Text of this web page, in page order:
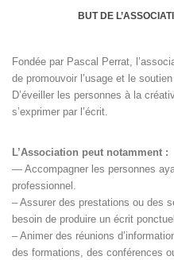
BUT DE
Fondée par Pascal Perrat,
de promouvoir l’usage et le
D’éveiller les personnes à la
s’exprimer par l’écrit.
L’Association peut notamment :
— Accompagner les personnes
professionnel.
– Assurer des prestations ou des
besoin de produire un écrit
– Animer des réunions
des formations, des conférences